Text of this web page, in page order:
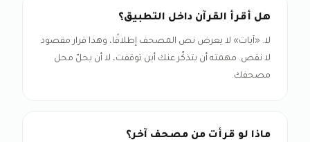
هل أقرأ القرآن داخل التطبيق؟
لا. «آيات» لا يعرض نص المصحف إطلاقًا، وهذا قرار مقصود
لا نقص. مهمته أن يتذكّر عنك أين توقفت، لا أن يحلّ محل
مصحفك.
ماذا لو قرأت من مصحف آخر؟